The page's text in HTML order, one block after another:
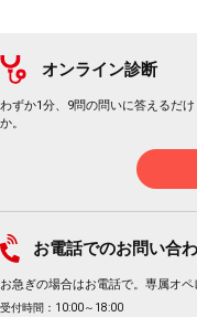
オンライン診断
わずか1分、9問の問いに答えるだ
か。
お電話でのお問い合
お急ぎの場合はお電話で。専属オペ
受付時間：10:00～18:00